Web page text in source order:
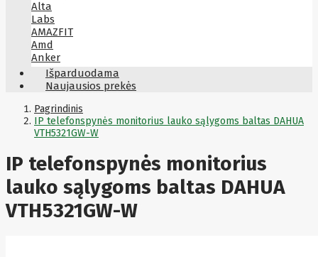
Alta
Labs
AMAZFIT
Amd
Anker
Antec
Aoc
Apc
Apollo
Apple
Arctic
Armac
ArtAsm
ASM
Asrock
Išparduodama
Naujausios prekės
Pagrindinis
IP telefonspynės monitorius lauko sąlygoms baltas DAHUA
VTH5321GW-W
IP telefonspynės monitorius
lauko sąlygoms baltas DAHUA
VTH5321GW-W